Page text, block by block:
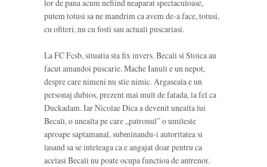
lor de pana acum nefiind neaparat spectaculoase,
putem totusi sa ne mandrim ca avem de-a face, totusi,
cu ofiteri, nu cu fosti sau actuali puscariasi.
La FC Fcsb, situatia sta fix invers. Becali si Stoica au
facut amandoi puscarie. Mache Ianuli e un nepot,
despre care nimeni nu stie nimic. Argaseala e un
personaj dubios, prezent mai mult de fatada, la fel ca
Duckadam. Iar Nicolae Dica a devenit unealta lui
Becali, o unealta pe care „patronul” o umileste
aproape saptamanal, subminandu-i autoritatea si
lasand sa se inteleaga ca e angajat doar pentru ca
acelasi Becali nu poate ocupa functioa de antrenor.